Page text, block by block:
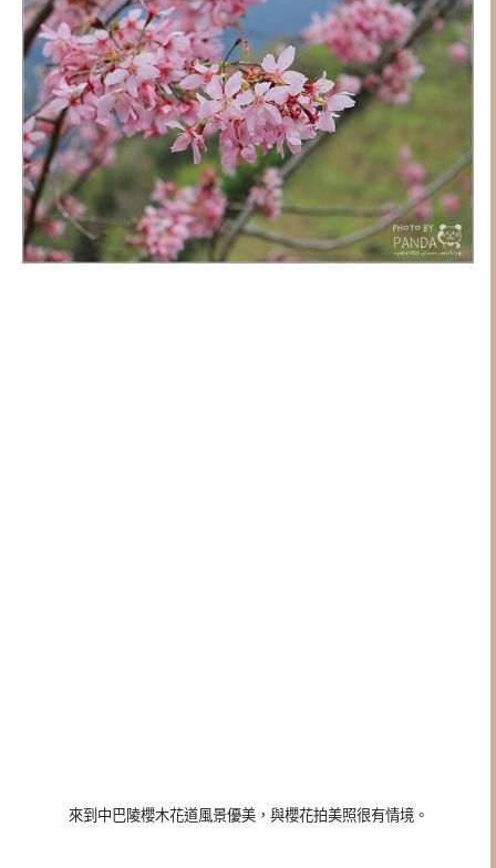
來到中巴陵櫻木花道風景優美，與櫻花拍美照很有情境。